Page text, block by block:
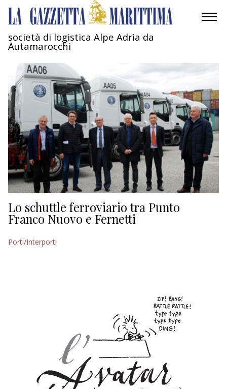
AMBIENTE
MOBILITÀ
INDUSTRIA
RICERCA
ECONOMIA
TURISMO
CULTURA
NAUTICA
EDITORIALI
società di logistica Alpe Adria da
Autamarocchi
Lo schuttle ferroviario tra Punto
Franco Nuovo e Fernetti
Porti/Interporti